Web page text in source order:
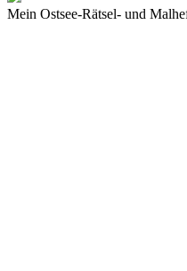
Mein Ostsee-Rätsel- und